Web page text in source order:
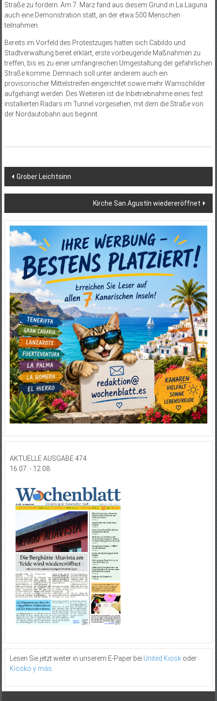
Straße zu fordern. Am 7. März fand aus diesem Grund in La Laguna
auch eine Demonstration statt, an der etwa 500 Menschen
teilnahmen.
Bereits im Vorfeld des Protestzuges hatten sich Cabildo und
Stadtverwaltung bereit erklärt, erste vorbeugende Maßnahmen zu
treffen, bis es zu einer umfangreichen Umgestaltung der gefährlichen
Stra­ße komme. Demnach soll unter anderem auch ein
provisorischer Mittelstreifen eingerichtet sowie mehr Warnschilder
aufgehängt werden. Des Weiteren ist die Inbetriebnahme eines fest
installierten Radars im Tunnel vorgesehen, mit dem die Straße von
der Nordautobahn aus beginnt.
Beitragsnavigation
Grober Leichtsinn
Kirche San Agustín wiedereröffnet
AKTUELLE AUSGABE 474
16.07. - 12.08.
Lesen Sie jetzt weiter in unserem E-Paper bei United Kioskoder
Kiosko y más